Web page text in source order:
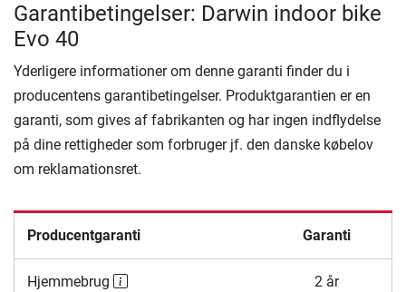
Garantibetingelser: Darwin indoor bike
Evo 40
Yderligere informationer om denne garanti finder du i
producentens garantibetingelser. Produktgarantien er en
garanti, som gives af fabrikanten og har ingen indflydelse
på dine rettigheder som forbruger jf. den danske købelov
om reklamationsret.
Producentgaranti Garanti
Hjemmebrug 2 år